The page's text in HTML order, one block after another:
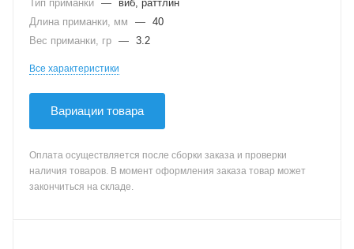
Тип приманки —
виб, раттлин
Длина приманки, мм
— 40
Вес приманки, гр — 3.2
Все характеристики
Вариации товара
Оплата осуществляется после сборки заказа и проверки
наличия товаров. В момент оформления заказа товар может
закончиться на складе.